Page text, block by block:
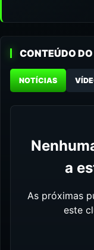
CONTEÚDO
NOTÍCIAS
a
As próximas
este